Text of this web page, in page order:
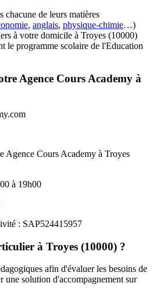
chacune de leurs matières
, anglais, physique-chimie…)
à votre domicile à Troyes (10000)
le programme scolaire de l'Education
Agence Cours Academy à
Agence Cours Academy à Troyes
à 19h00
: SAP524415957
à Troyes (10000) ?
afin d'évaluer les besoins de
une solution d'accompagnement sur